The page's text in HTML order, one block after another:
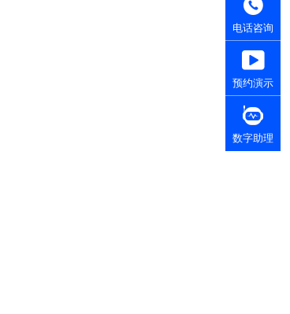
电话咨询
预约演示
数字助理